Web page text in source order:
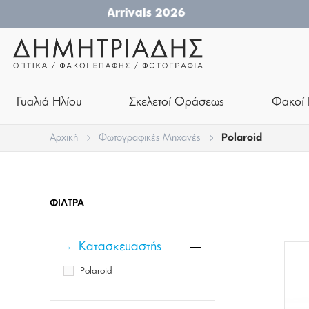
Γυαλιά Ηλίου Σκελετοί Οράσεως Φακοί
Αρχική Φωτογραφικές Μηχανές Polaroid
ΦΊΛΤΡΑ
Κατασκευαστής
Polaroid